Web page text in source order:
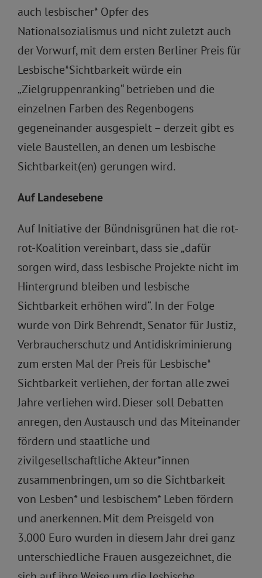
auch lesbischer* Opfer des
Nationalsozialismus und nicht zuletzt auch
der Vorwurf, mit dem ersten Berliner Preis für
Lesbische*Sichtbarkeit würde ein
„Zielgruppenranking“ betrieben und die
einzelnen Farben des Regenbogens
gegeneinander ausgespielt – derzeit gibt es
viele Baustellen, an denen um lesbische
Sichtbarkeit(en) gerungen wird.
Auf Landesebene
Auf Initiative der Bündnisgrünen hat die rot-
rot-Koalition vereinbart, dass sie „dafür
sorgen wird, dass lesbische Projekte nicht im
Hintergrund bleiben und lesbische
Sichtbarkeit erhöhen wird“. In der Folge
wurde von Dirk Behrendt, Senator für Justiz,
Verbraucherschutz und Antidiskriminierung
zum ersten Mal der Preis für Lesbische*
Sichtbarkeit verliehen, der fortan alle zwei
Jahre verliehen wird. Dieser soll Debatten
anregen, den Austausch und das Miteinander
fördern und staatliche und
zivilgesellschaftliche Akteur*innen
zusammenbringen, um so die Sichtbarkeit
von Lesben* und lesbischem* Leben fördern
und anerkennen. Mit dem Preisgeld von
3.000 Euro wurden in diesem Jahr drei ganz
unterschiedliche Frauen ausgezeichnet, die